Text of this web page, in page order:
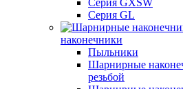
Серия GXSW
Серия GL
наконечники
Пыльники
Шарнирные
резьбой